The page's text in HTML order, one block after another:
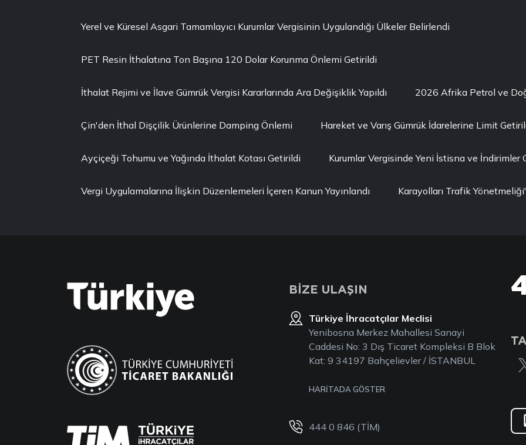
Yerel ve Küresel Asgari Tamamlayıcı Kurumlar Vergisinin Uygulandığı Ülkeler Belirlendi
PET Resin İthalatına Ton Başına 120 Dolar Korunma Önlemi Getirildi
İthalat Rejimi ve İlave Gümrük Vergisi Kararlarında Ara Değişiklik Yapıldı 2026 Afrika Petrol ve
Çin'den İthal Dişçilik Ürünlerine Damping Önlemi Hareket ve Varış Gümrük İdarelerine Limit
Ayçiçeği Tohumu ve Yağında İthalat Kotası Getirildi Kurumlar Vergisinde Yeni İstisna ve İndirimler
Vergi Uygulamalarına İlişkin Düzenlemeleri İçeren Kanun Yayınlandı Karayolları Trafik
BİZE ULAŞIN
Türkiye İhracatçılar Meclisi
Yenibosna Merkez Mahallesi Sanayi
Caddesi No: 3 Dış Ticaret Kompleksi B Blok
Kat: 9 34197 Bahçelievler / İSTANBUL
HARİTADA GÖSTER
444 0 846 (TİM)